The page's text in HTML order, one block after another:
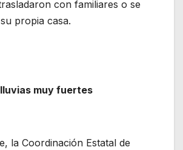
con familiares o se
propia casa.
muy fuertes
la Coordinación Estatal de